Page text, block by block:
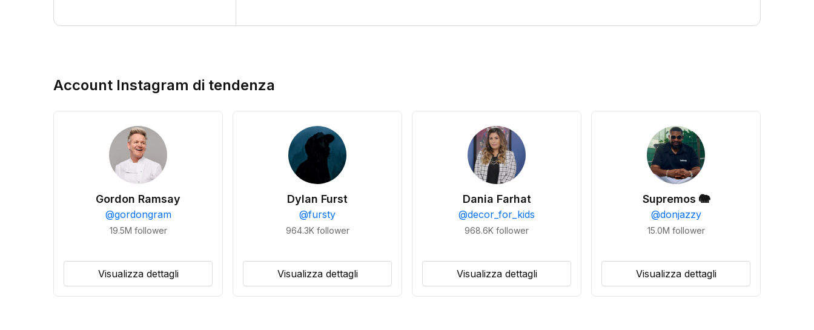
Account Instagram di tendenza
Gordon Ramsay
@gordongram
19.5M follower
Visualizza dettagli
Dylan Furst
@fursty
964.3K follower
Visualizza dettagli
Dania Farhat
@decor_for_kids
968.6K follower
Visualizza dettagli
Supremos 🐘
@donjazzy
15.0M follower
Visualizza dettagli